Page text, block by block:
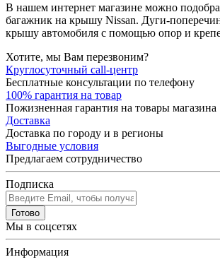
В нашем интернет магазине можно
багажник на крышу Nissan. Дуги-
крышу автомобиля с помощью опор и
Хотите, мы Вам перезвоним?
Круглосуточный call-центр
Бесплатные консультации по телефону
100% гарантия на товар
Пожизненная гарантия на товары магазина
Доставка
Доставка по городу и в регионы
Выгодные условия
Предлагаем сотрудничество
Подписка
Готово
Мы в соцсетях
Информация